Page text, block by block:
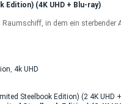
Edition) (4K UHD + Blu-ray)
in dem ein sterbender
, 4k UHD